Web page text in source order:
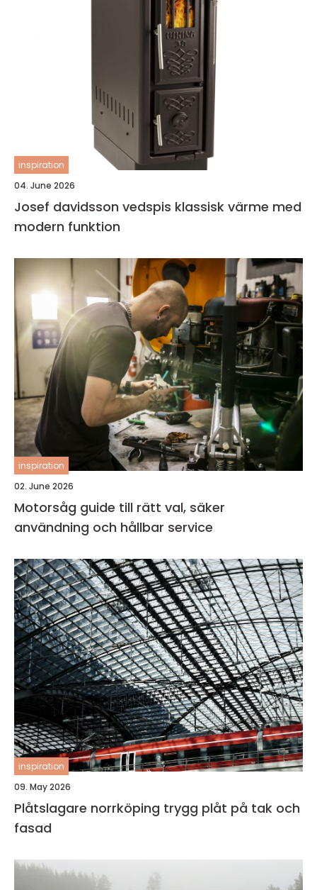
inspiration
04. June 2026
Josef davidsson vedspis klassisk värme med
modern funktion
inspiration
02. June 2026
Motorsåg guide till rätt val, säker
användning och hållbar service
inspiration
09. May 2026
Plåtslagare norrköping trygg plåt på tak och
fasad